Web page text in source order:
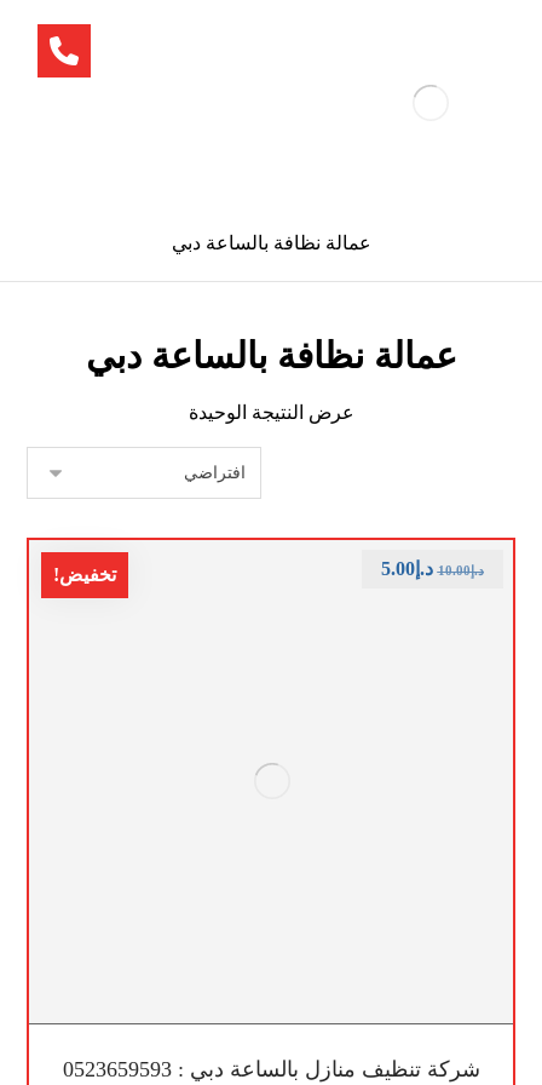
عمالة نظافة بالساعة دبي
عمالة نظافة بالساعة دبي
عرض النتيجة الوحيدة
تخفيض!
شركة تنظيف منازل بالساعة دبي : 0523659593
د.إ10.00 د.إ5.00